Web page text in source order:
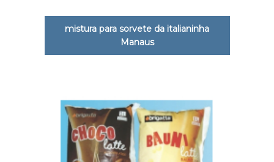
mistura para sorvete da italianinha
Manaus